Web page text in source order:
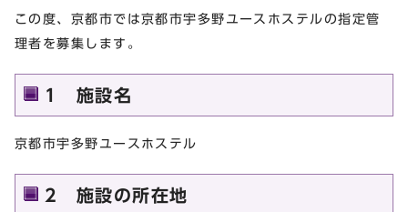
この度、京都市では京都市宇多野ユースホステルの指定管
理者を募集します。
1 施設名
京都市宇多野ユースホステル
2 施設の所在地